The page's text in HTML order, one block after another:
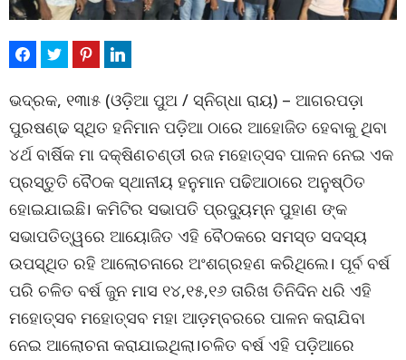
ଭଦ୍ରକ, ୧୩ା୫ (ଓଡ଼ିଆ ପୁଅ / ସ୍ନିଗ୍ଧା ରାୟ) – ଆଗରପଡ଼ା
ପୁରଷଣ୍ଢ ସ୍ଥିତ ହନିମାନ ପଡ଼ିଆ ଠାରେ ଆହୋଜିତ ହେବାକୁ ଥିବା
୪ର୍ଥ ବାର୍ଷିକ ମା ଦକ୍ଷିଣଚଣ୍ଡୀ ରଜ ମହୋତ୍ସବ ପାଳନ ନେଇ ଏକ
ପ୍ରସ୍ତୁତି ବୈଠକ ସ୍ଥାନୀୟ ହନୁମାନ ପଢିଆଠାରେ ଅନୁଷ୍ଠିତ
ହୋଇଯାଇଛି। କମିଟିର ସଭାପତି ପ୍ରଦ୍ୟୁମ୍ନ ପୁହାଣ ଙ୍କ
ସଭାପତିତ୍ୱରେ ଆୟୋଜିତ ଏହି ବୈଠକରେ ସମସ୍ତ ସଦସ୍ୟ
ଉପସ୍ଥିତ ରହି ଆଲୋଚନାରେ ଅଂଶଗ୍ରହଣ କରିଥିଲେ। ପୂର୍ବ ବର୍ଷ
ପରି ଚଳିତ ବର୍ଷ ଜୁନ ମାସ ୧୪,୧୫,୧୬ ତାରିଖ ତିନିଦିନ ଧରି ଏହି
ମହୋତ୍ସବ ମହୋତ୍ସବ ମହା ଆଡ଼ମ୍ବରରେ ପାଳନ କରାଯିବା
ନେଇ ଆଲୋଚନା କରାଯାଇଥିଲା।ଚଳିତ ବର୍ଷ ଏହି ପଡ଼ିଆରେ